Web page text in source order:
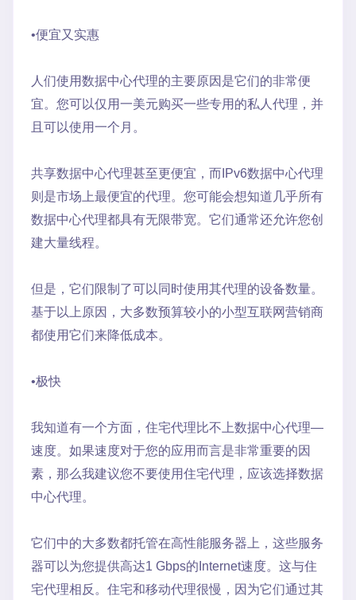
•便宜又实惠
人们使用数据中心代理的主要原因是它们的非常便
宜。您可以仅用一美元购买一些专用的私人代理，并
且可以使用一个月。
共享数据中心代理甚至更便宜，而IPv6数据中心代理
则是市场上最便宜的代理。您可能会想知道几乎所有
数据中心代理都具有无限带宽。它们通常还允许您创
建大量线程。
但是，它们限制了可以同时使用其代理的设备数量。
基于以上原因，大多数预算较小的小型互联网营销商
都使用它们来降低成本。
•极快
我知道有一个方面，住宅代理比不上数据中心代理—
速度。如果速度对于您的应用而言是非常重要的因
素，那么我建议您不要使用住宅代理，应该选择数据
中心代理。
它们中的大多数都托管在高性能服务器上，这些服务
器可以为您提供高达1 Gbps的Internet速度。这与住
宅代理相反。住宅和移动代理很慢，因为它们通过其